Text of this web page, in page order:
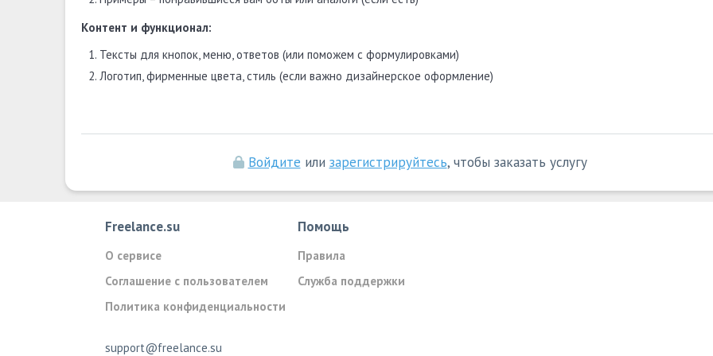
Контент и функционал:
Тексты для кнопок, меню, ответов (или поможем с формулировками)
Логотип, фирменные цвета, стиль (если важно дизайнерское оформление)
Войдите или зарегистрируйтесь, чтобы заказать услугу
Freelance.su
О сервисе
Соглашение с пользователем
Политика конфиденциальности
Помощь
Правила
Служба поддержки
support@freelance.su